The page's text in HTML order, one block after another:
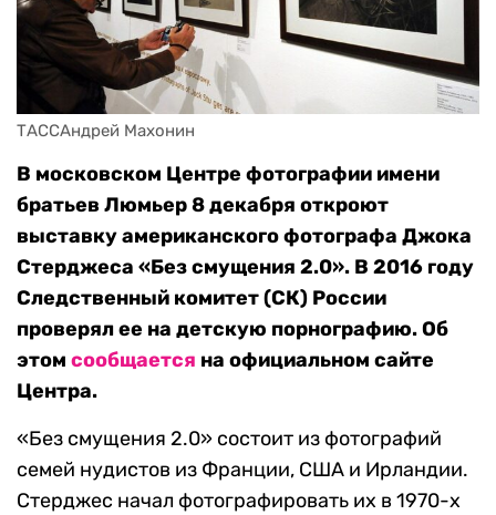
ТАССАндрей Махонин
В московском Центре фотографии имени
братьев Люмьер 8 декабря откроют
выставку американского фотографа Джока
Стерджеса «Без смущения 2.0». В 2016 году
Следственный комитет (СК) России
проверял ее на детскую порнографию. Об
этом сообщается на официальном сайте
Центра.
«Без смущения 2.0» состоит из фотографий
семей нудистов из Франции, США и Ирландии.
Стерджес начал фотографировать их в 1970-х